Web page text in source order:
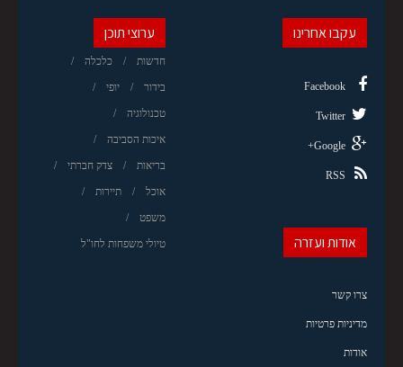
ערוצי תוכן
חדשות כלכלה
בידור יופי
טכנולוגיה
איכות הסביבה
בריאות צדק חברתי
אוכל תיירות
משפט
טיולי משפחות לחו"ל
עקבו אחרינו
Facebook
Twitter
Google+
RSS
אודות ועזרה
צרו קשר
מדיניות פרטיות
אודות